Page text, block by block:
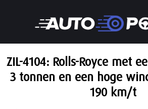
ZIL-4104: Rolls-Royce met
3 tonnen en een hoge
190 km/t